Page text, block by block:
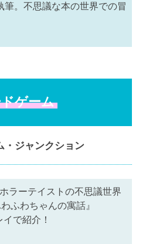
筆。不思議な本の世界での冒
ゲーム
・ジャンクション
ラーテイストの不思議世界
ふわちゃんの寓話』
で紹介！